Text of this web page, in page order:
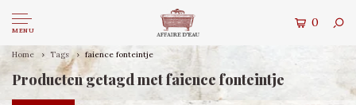
MENU
0
Home Tags faience fonteintje
Producten getagd met faience fonteintje